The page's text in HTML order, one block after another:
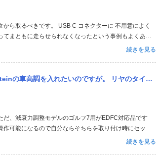
まともに走らせられなくなったという事例もよくあり
USB 電源を取るべきでしょう USB - Cは5V 以上の電圧
続きを見る
の構造が分からず、悩んでいます。 内張を剥がせば、車内から減衰調整ダイヤルが調整...
可能になるので自分ならそちらを取り付け時にセット
続きを見る